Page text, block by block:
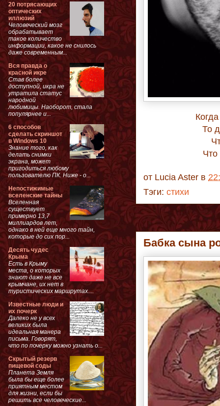
То
Что
от Lucia Aster в
Тэги: стихи
Бабка сына
20 потрясающих
оптических
иллюзий
Человеческий мозг
обрабатывает
такое количество
информации, какое не снилось
даже современным...
Вся правда о
красной икре
Став более
доступной, икра не
утратила статус
народной
любимицы. Наоборот, стала
популярнее и...
6 способов
сделать скриншот
в Windows 10
Знание того, как
делать снимки
экрана, может
пригодиться любому
пользователю ПК. Ниже - о...
Непостижимые
вселенские тайны
Вселенная
существует
примерно 13,7
миллиардов лет,
однако в ней еще много тайн,
которые до сих пор...
Десять чудес
Крыма
Есть в Крыму
места, о которых
знают даже не все
крымчане, их нет в
туристических маршрутах....
Известные люди и
их почерк
Далеко не у всех
великих была
идеальная манера
письма. Говорят,
что по почерку можно узнать о...
Скрытый резерв
пищевой соды
Планета Земля
была бы еще более
приятным местом
для жизни, если бы
решить все человеческие...